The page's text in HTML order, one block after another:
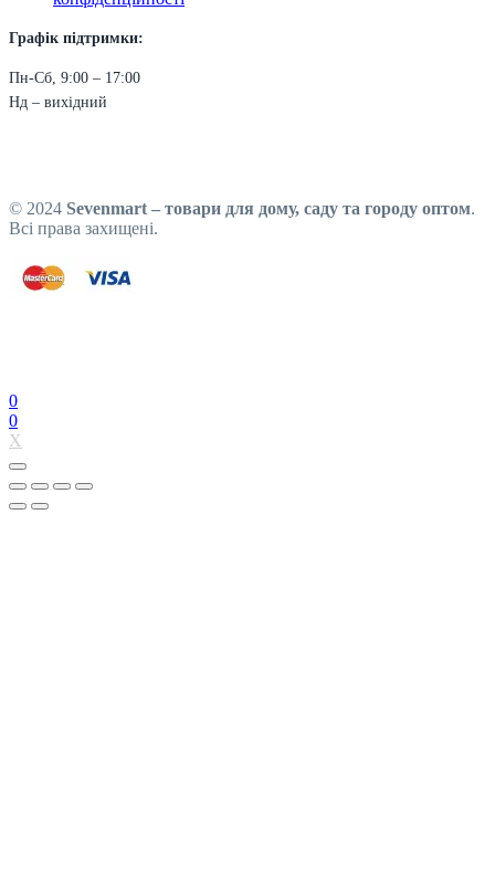
Графік підтримки:
Пн-Сб, 9:00 – 17:00
Нд – вихідний
© 2024 Sevenmart – товари для дому, саду та городу оптом.
Всі права захищені.
0
0
X